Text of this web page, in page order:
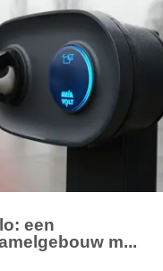
een
m...